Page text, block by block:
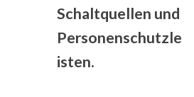
Schaltquellen und
Personenschutzle
isten.